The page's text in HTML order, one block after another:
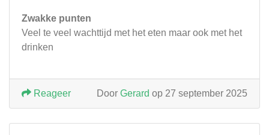
Zwakke punten
Veel te veel wachttijd met het eten maar ook met het
drinken
Door Gerard op 27 september 2025
Reageer